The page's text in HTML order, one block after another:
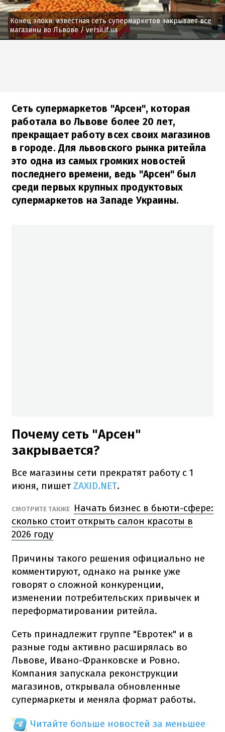
Конец эпохи: известная сеть супермаркетов закрывает все
магазины во Львове/ versii.if.ua
Сеть супермаркетов "Арсен", которая
работала во Львове более 20 лет,
прекращает работу всех своих магазинов
в городе. Для львовского рынка ритейла
это одна из самых громких новостей
последнего времени, ведь "Арсен" был
среди первых крупных продуктовых
супермаркетов на Западе Украины.
Почему сеть "Арсен"
закрывается?
Все магазины сети прекратят работу с 1
июня, пишетZAXID.NET.
СМОТРИТЕ ТАКЖЕ
Начать бизнес в бьюти-сфере:
сколько стоит открыть салон красоты в
2026 году
Причины такого решения официально не
комментируют, однако на рынке уже
говорят о сложной конкуренции,
изменении потребительских привычек и
переформатировании ритейла.
Сеть принадлежит группе "Евротек" и в
разные годы активно расширялась во
Львове, Ивано-Франковске и Ровно.
Компания запускала реконструкции
магазинов, открывала обновленные
супермаркеты и меняла формат работы.
Читайте больше новостей за меньшее